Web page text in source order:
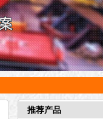
推荐产品